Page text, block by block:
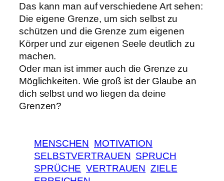
Das kann man auf verschiedene Art sehen:
Die eigene Grenze, um sich selbst zu
schützen und die Grenze zum eigenen
Körper und zur eigenen Seele deutlich zu
machen.
Oder man ist immer auch die Grenze zu
Möglichkeiten. Wie groß ist der Glaube an
dich selbst und wo liegen da deine
Grenzen?
MENSCHEN MOTIVATION
SELBSTVERTRAUEN SPRUCH
SPRÜCHE VERTRAUEN ZIELE